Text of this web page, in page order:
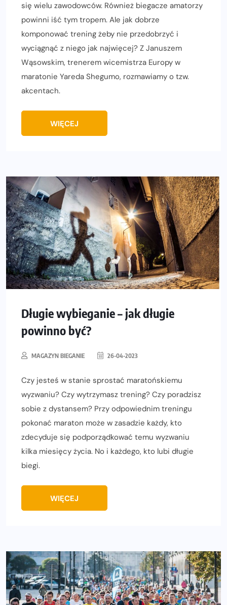
się wielu zawodowców. Również biegacze amatorzy
powinni iść tym tropem. Ale jak dobrze
komponować trening żeby nie przedobrzyć i
wyciągnąć z niego jak najwięcej? Z Januszem
Wąsowskim, trenerem wicemistrza Europy w
maratonie Yareda Shegumo, rozmawiamy o tzw.
akcentach.
WIĘCEJ
Długie wybieganie – jak długie
powinno być?
MAGAZYN BIEGANIE 26-04-2023
Czy jesteś w stanie sprostać maratońskiemu
wyzwaniu? Czy wytrzymasz trening? Czy poradzisz
sobie z dystansem? Przy odpowiednim treningu
pokonać maraton może w zasadzie każdy, kto
zdecyduje się podporządkować temu wyzwaniu
kilka miesięcy życia. No i każdego, kto lubi długie
biegi.
WIĘCEJ